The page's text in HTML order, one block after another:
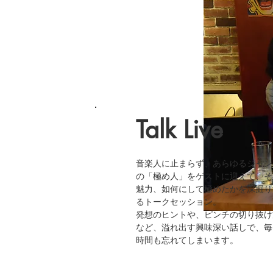
Talk Live
音楽人に止まらず、あらゆるジャ
の「極め人」をゲストに迎えて、
魅力、如何にして極めたかを深掘
るトークセッション。
発想のヒントや、ピンチの切り抜
など、溢れ出す興味深い話しで、
時間も忘れてしまいます。